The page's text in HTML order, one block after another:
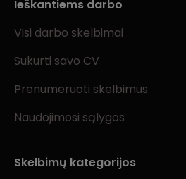
Ieškantiems darbo
Visi darbo skelbimai
Sukurti savo CV
Prenumeruoti skelbimus
Naudojimosi sąlygos
Skelbimų kategorijos